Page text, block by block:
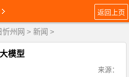
返回上页
忻州网 > 新闻 >
模型
来源：